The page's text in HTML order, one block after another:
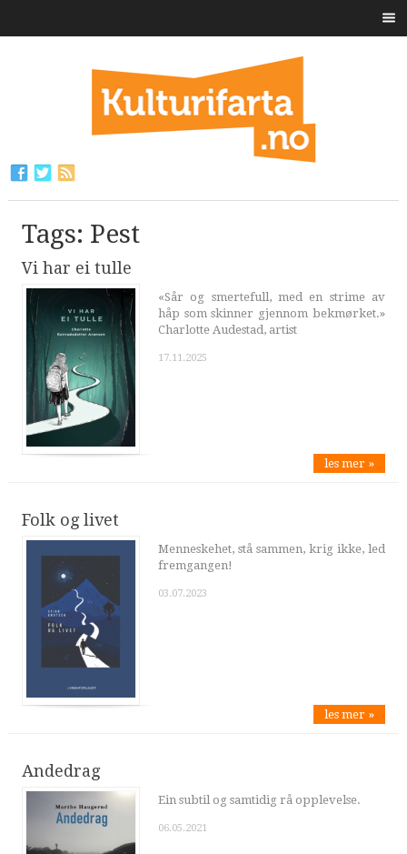
Tags: Pest
Vi har ei tulle
«Sår og smertefull, med en strime av
håp som skinner gjennom bekmørket.»
Charlotte Audestad, artist
17.11.2025
les mer »
Folk og livet
Menneskehet, stå sammen, krig ikke, led
fremgangen!
03.07.2023
les mer »
Andedrag
Ein subtil og samtidig rå opplevelse.
06.05.2021